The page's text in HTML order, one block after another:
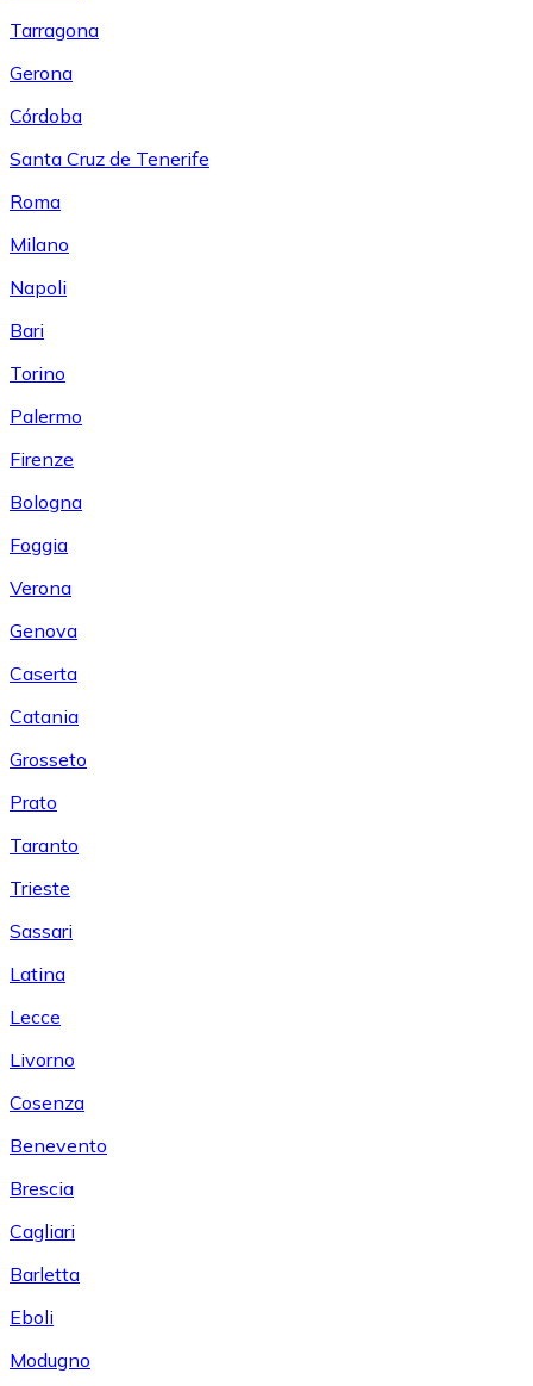
Tarragona
Gerona
Córdoba
Santa Cruz de Tenerife
Roma
Milano
Napoli
Bari
Torino
Palermo
Firenze
Bologna
Foggia
Verona
Genova
Caserta
Catania
Grosseto
Prato
Taranto
Trieste
Sassari
Latina
Lecce
Livorno
Cosenza
Benevento
Brescia
Cagliari
Barletta
Eboli
Modugno